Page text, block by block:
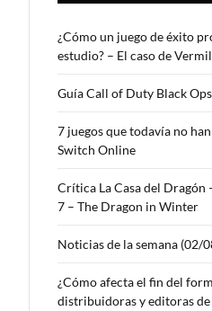
¿Cómo un juego de éxito
estudio? – El caso de
Guía Call of Duty Black Ops
7 juegos que todavía no
Switch Online
Crítica La Casa del Dragón
7 – The Dragon in Winter
Noticias de la semana (02/
¿Cómo afecta el fin del
distribuidoras y editoras de